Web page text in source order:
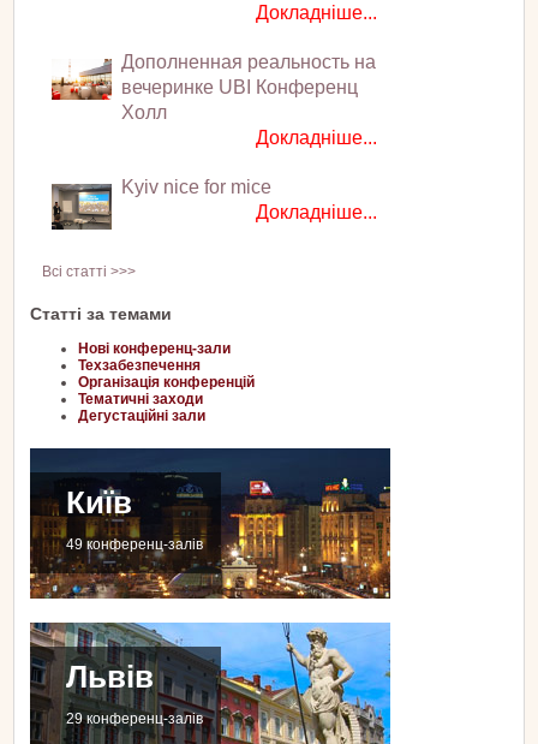
Докладніше...
Дополненная реальность на
вечеринке UBI Конференц
Холл
Докладніше...
Kyiv nice for mice
Докладніше...
Всі статті >>>
Статті за темами
Нові конференц-зали
Техзабезпечення
Організація конференцій
Тематичні заходи
Дегустаційні зали
Київ
49 конференц-залів
Львів
29 конференц-залів